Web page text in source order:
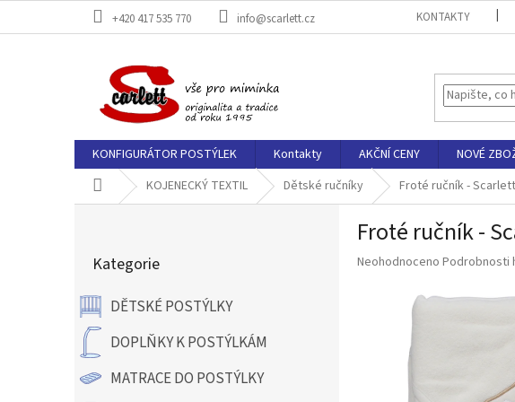
+420 417 535 770 info@scarlett.cz KONTAKTY
KONFIGURÁTOR POSTÝLEK Kontakty AKČNÍ CENY NOVÉ
Domů KOJENECKÝ TEXTIL Dětské ručníky Froté ručník -
a
n
p
kategorie
Kategorie
DĚTSKÉ POSTÝLKY
DOPLŇKY K POSTÝLKÁM
MATRACE DO POSTÝLKY
Froté ručník -
Průměrné
Neohodnoceno Podrobnosti